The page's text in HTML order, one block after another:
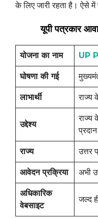
के लिए जारी रहता है। ऐसे
यूपी पत्रकार
योजना का नाम UP
घोषणा की गई
लाभार्थी राज्य
उद्देश्य
राज्य
राज्य उत्तर
आवेदन प्रक्रिया अभी
अधिकारिक
वेबसाइट
जल्द